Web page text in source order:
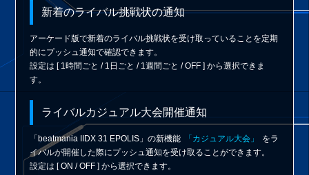
新着のライバル挑戦状の通知
アーケード版で新着のライバル挑戦状を受け取っていることを定期
的にプッシュ通知で確認できます。
設定は [ 1時間ごと / 1日ごと / 1週間ごと / OFF ] から選択できま
す。
ライバルカジュアル大会開催通知
「beatmania IIDX 31 EPOLIS」の新機能 「カジュアル大会」
をラ
イバルが開催した際にプッシュ通知を受け取ることができます。
設定は [ ON / OFF ] から選択できます。